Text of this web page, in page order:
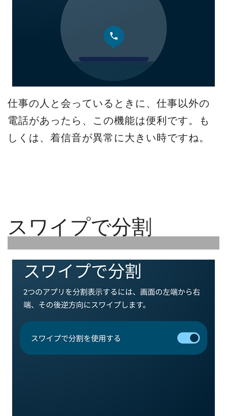
仕事の人と会っているときに、仕事以外の
電話があったら、この機能は便利です。も
しくは、着信音が異常に大きい時ですね。
スワイプで分割